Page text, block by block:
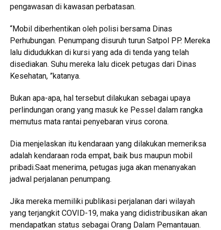
pengawasan di kawasan perbatasan.
“Mobil diberhentikan oleh polisi bersama Dinas
Perhubungan. Penumpang disuruh turun Satpol PP. Mereka
lalu didudukkan di kursi yang ada di tenda yang telah
disediakan. Suhu mereka lalu dicek petugas dari Dinas
Kesehatan, ”katanya.
Bukan apa-apa, hal tersebut dilakukan sebagai upaya
perlindungan orang yang masuk ke Pessel dalam rangka
memutus mata rantai penyebaran virus corona.
Dia menjelaskan itu kendaraan yang dilakukan memeriksa
adalah kendaraan roda empat, baik bus maupun mobil
pribadi.Saat menerima, petugas juga akan menanyakan
jadwal perjalanan penumpang.
Jika mereka memiliki publikasi perjalanan dari wilayah
yang terjangkit COVID-19, maka yang didistribusikan akan
mendapatkan status sebagai Orang Dalam Pemantauan.